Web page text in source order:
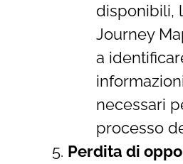
disponibili,
Journey
a
necessari
processo
Perdita di